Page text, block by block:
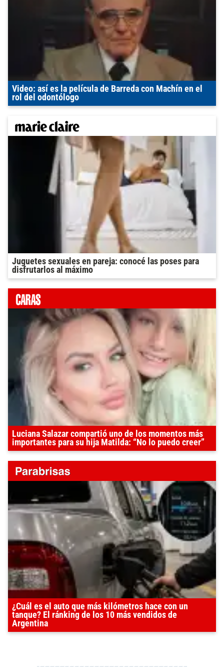
Video: así es la película de Barreda con Machín en el
rol del odontólogo
Juguetes sexuales en pareja: conocé las poses para
disfrutarlos al máximo
Luciana Salazar compartió uno de los momentos más
importantes para su hija Matilda: “No lo puedo creer”
¿Cuál es el auto que más kilómetros hace con un
tanque? El ránking de los 10 más vendidos de
Argentina